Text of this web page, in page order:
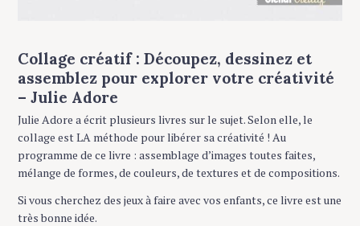
Collage créatif : Découpez, dessinez et
assemblez pour explorer votre créativité
– Julie Adore
Julie Adore a écrit plusieurs livres sur le sujet. Selon elle, le
collage est LA méthode pour libérer sa créativité ! Au
programme de ce livre : assemblage d’images toutes faites,
mélange de formes, de couleurs, de textures et de compositions.
Si vous cherchez des jeux à faire avec vos enfants, ce livre est une
très bonne idée.